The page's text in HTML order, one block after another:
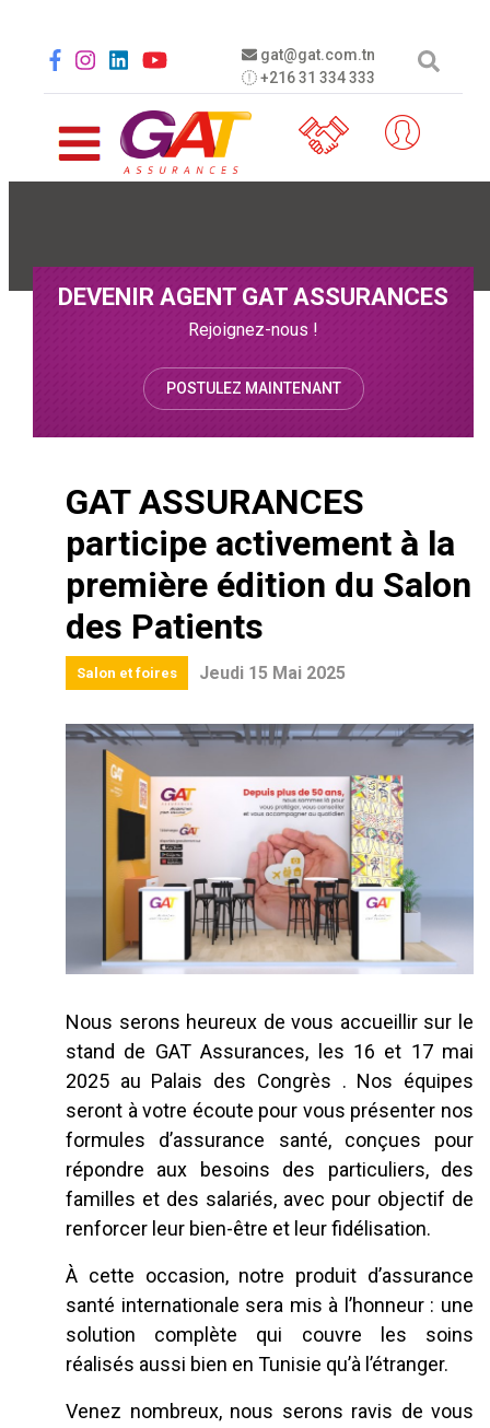
gat@gat.com.tn
+216 31 334 333
Social menu
DEVENIR AGENT GAT ASSURANCES
Rejoignez-nous !
POSTULEZ MAINTENANT
GAT ASSURANCES
participe activement à la
première édition du Salon
des Patients
Salon et foires Jeudi 15 Mai 2025
Nous serons heureux de vous accueillir sur le
stand de GAT Assurances, les 16 et 17 mai
2025 au Palais des Congrès . Nos équipes
seront à votre écoute pour vous présenter nos
formules d’assurance santé, conçues pour
répondre aux besoins des particuliers, des
familles et des salariés, avec pour objectif de
renforcer leur bien-être et leur fidélisation.
À cette occasion, notre produit d’assurance
santé internationale sera mis à l’honneur : une
solution complète qui couvre les soins
réalisés aussi bien en Tunisie qu’à l’étranger.
Venez nombreux, nous serons ravis de vous